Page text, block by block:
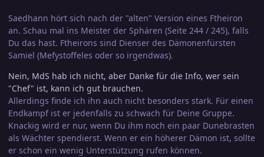
Saedhann hört sich nach der "alten" Version eines Ftheiron
an. Schau mal ins Meister der Sphären (Seite 244 / 245), falls
Du das hast. Ftheirons sind Dienser des Dämonenfürsten
Samiel (Mefystoffeles oder so irgendwas).
Nein, MdS hab ich nicht, aber Danke für die Info, wer sein
"Chef" ist, kann ich gut brauchen.
Allerdings finde ich ihn auch nicht besonders stark. Für einen
Endkampf ist er jedenfalls zu schwach für Deine Gruppe.
Knackig wird er nur, wenn Du ihm noch ein paar Dunebrasten
als Wächter spendierst. Wenn er ein höherer Dämon ist, sollte
er schon ein wenig Unterstützung rufen können.